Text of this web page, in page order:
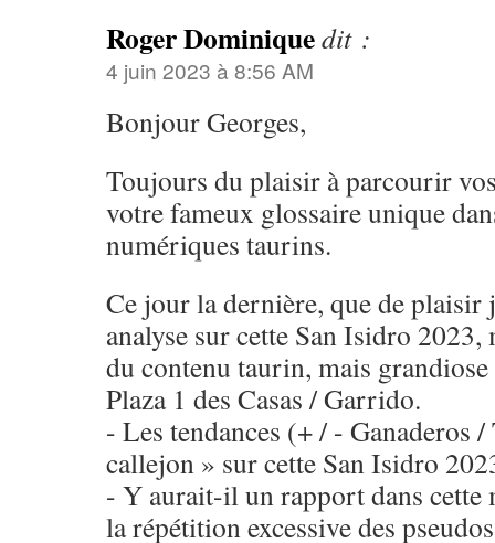
Roger Dominiquedit :
4 juin 2023 à 8:56 AM
Bonjour Georges,
Toujours du plaisir à parcourir
votre fameux glossaire unique
numériques taurins.
Ce jour la dernière, que de plaisir
analyse sur cette San Isidro
du contenu taurin, mais
Plaza 1 des Casas / Garrido.
- Les tendances (+ / - Ganaderos
callejon » sur cette San Isidro
- Y aurait-il un rapport dans cette
la répétition excessive des